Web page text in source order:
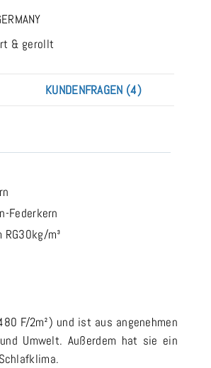
& gerollt
KUNDENFRAGEN (4)
Federkern
m³
F/2m²) und ist aus angenehmen
Umwelt. Außerdem hat sie ein